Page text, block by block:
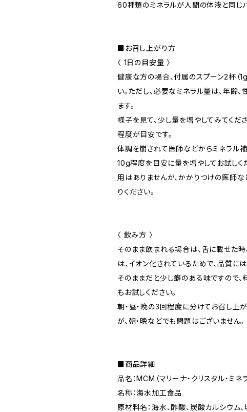
60種類のミネラルが人間の体液と同じ
■お召し上がり方
〈 1日の目安量 〉
健康な方の場合、付属のスプーン2杯（
い。ただし、必要なミネラル量は、年齢、
ます。
様子を見て、少し量を増やしてみてくだ
程度が目安です。
体調を崩されて医師などからミネラル
10g程度を目安に量を増やしてお試しく
用はありませんが、かかりつけの医師
りください。
〈 飲み方 〉
そのまま飲まれる場合は、舌に載せた時
は、イオン化されているためで、品質に
そのままだと少し癖のある味ですので
もお試しください。
朝・昼・晩の3回程度に分けてお召し上
が、朝・晩などでも問題はございません。
■商品詳細
品名：MCM（マリーナ・クリスタル・ミネ
名称：海水加工食品
原材料名：海水、酢酸、炭酸カルシウム